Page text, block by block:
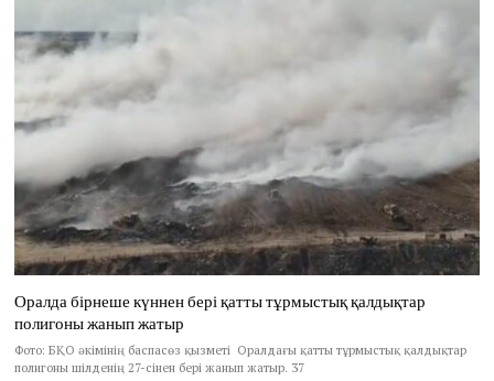
Оралда бірнеше күннен бері қатты тұрмыстық қалдықтар
полигоны жанып жатыр
Фото: БҚО әкімінің баспасөз қызметі Оралдағы қатты тұрмыстық қалдықтар
полигоны шілденің 27-сінен бері жанып жатыр. 37